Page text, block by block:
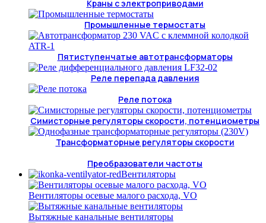
Краны с электроприводами
Промышленные термостаты
Пятиступенчатые автотрансформаторы
Реле перепада давления
Реле потока
Симисторные регуляторы скорости, потенциометры
Трансформаторные регуляторы скорости
Преобразователи частоты
Вентиляторы
Вентиляторы осевые малого расхода, VO
Вытяжные канальные вентиляторы